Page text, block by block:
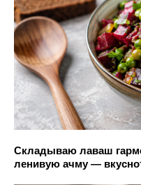
Складываю лаваш
ленивую ачму —